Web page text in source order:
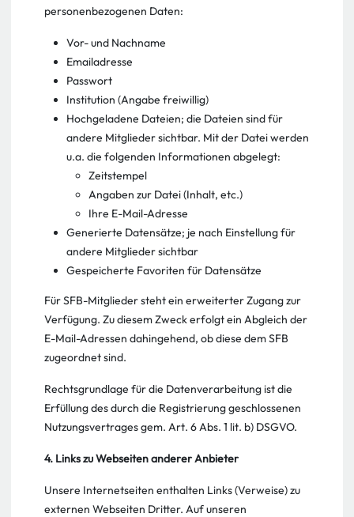
personenbezogenen Daten:
Vor- und Nachname
Emailadresse
Passwort
Institution (Angabe freiwillig)
Hochgeladene Dateien; die Dateien sind für
andere Mitglieder sichtbar. Mit der Datei werden
u.a. die folgenden Informationen abgelegt:
Zeitstempel
Angaben zur Datei (Inhalt, etc.)
Ihre E-Mail-Adresse
Generierte Datensätze; je nach Einstellung für
andere Mitglieder sichtbar
Gespeicherte Favoriten für Datensätze
Für SFB-Mitglieder steht ein erweiterter Zugang zur
Verfügung. Zu diesem Zweck erfolgt ein Abgleich der
E-Mail-Adressen dahingehend, ob diese dem SFB
zugeordnet sind.
Rechtsgrundlage für die Datenverarbeitung ist die
Erfüllung des durch die Registrierung geschlossenen
Nutzungsvertrages gem. Art. 6 Abs. 1 lit. b) DSGVO.
4. Links zu Webseiten anderer Anbieter
Unsere Internetseiten enthalten Links (Verweise) zu
externen Webseiten Dritter. Auf unseren